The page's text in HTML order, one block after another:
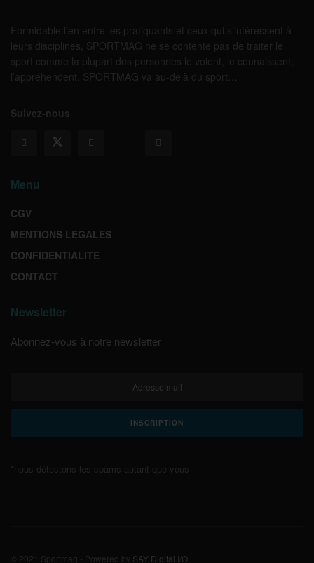
Formidable lien entre les pratiquants et ceux qui s’intéressent à
leurs disciplines, SPORTMAG ne se contente pas de traiter le
sport comme la plupart des personnes le voient, le connaissent,
l’appréhendent. SPORTMAG va au-delà du sport…
Suivez-nous
Menu
CGV
MENTIONS LEGALES
CONFIDENTIALITE
CONTACT
Newsletter
Abonnez-vous à notre newsletter
*nous détestons les spams autant que vous
© 2021 Sportmag - Powered by SAY Digital I/O